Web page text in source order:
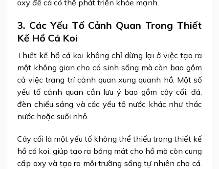
oxy để cá có thể phát triển khỏe mạnh.
3. Các Yếu Tố Cảnh Quan Trong Thiết
Kế Hồ Cá Koi
Thiết kế hồ cá koi không chỉ dừng lại ở việc tạo ra
một không gian cho cá sinh sống mà còn bao gồm
cả việc trang trí cảnh quan xung quanh hồ. Một số
yếu tố cảnh quan cần lưu ý bao gồm cây cối, đá,
đèn chiếu sáng và các yếu tố nước khác như thác
nước hoặc suối nhỏ.
Cây cối là một yếu tố không thể thiếu trong thiết kế
hồ cá koi, giúp tạo ra bóng mát cho hồ mà còn cung
cấp oxy và tạo ra môi trường sống tự nhiên cho cá.